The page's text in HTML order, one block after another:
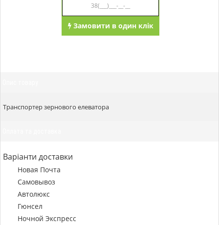
Замовити в один клік
Транспортер зернового елеватора
Варіанти доставки
Новая Почта
Самовывоз
Автолюкс
Гюнсел
Ночной Экспресс